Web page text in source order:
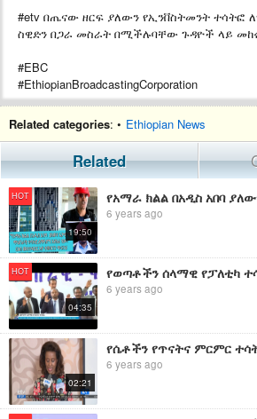
#etv በጤናው ዘርፍ ያለውን የኢንቨስትመንት ተሳትፎ
ስዊድን በጋራ መስራት በሚችሉባቸው ጉዳዮች ላይ
#EBC
#EthiopianBroadcastingCorporation
Related categories: • Ethiopian News
Related
HOT
19:50
6 years ago
HOT
04:35
6 years ago
02:21
6 years ago